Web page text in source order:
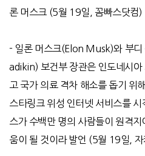
론 머스크 (5월 19일, 꼼빠스닷컴)
- 일론 머스크(Elon Musk)와 부디
adikin) 보건부 장관은 인도네시
고 국가 의료 격차 해소를 돕기 위
스타링크 위성 인터넷 서비스를 시
스가 수백만 명의 사람들이 원격
움이 될 것이라 발언 (5월 19일,